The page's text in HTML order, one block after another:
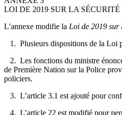
LOI DE 2019 SUR LA
L’annexe modifie la Loi de 2019 sur
1. Plusieurs dispositions de la Loi
2. Les fonctions du ministre
de Première Nation sur la Police
policiers.
3. L’article 3.1 est ajouté pour
4. L’article 22 est modifié pour